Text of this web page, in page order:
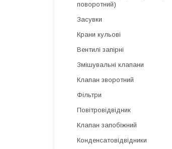
поворотний)
Засувки
Крани кульові
Вентилі запірні
Змішувальні клапани
Клапан зворотний
Фільтри
Повітровідвідник
Клапан запобіжний
Конденсатовідвідники